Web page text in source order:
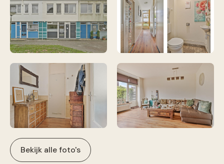
Bekijk alle foto's